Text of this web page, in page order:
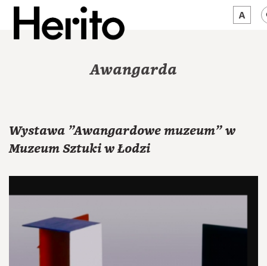
JĘZYK: PL
Awangarda
Wystawa "Awangardowe muzeum" w
Muzeum Sztuki w Łodzi